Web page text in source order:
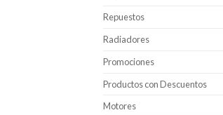
Repuestos
Radiadores
Promociones
Productos con Descuentos
Motores